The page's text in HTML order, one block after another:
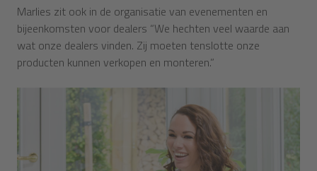
Marlies zit ook in de organisatie van evenementen en
bijeenkomsten voor dealers “We hechten veel waarde aan
wat onze dealers vinden. Zij moeten tenslotte onze
producten kunnen verkopen en monteren.”